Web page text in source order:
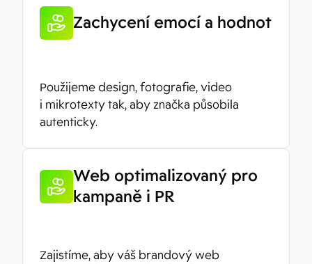
Zachycení emocí a hodnot
Použijeme design, fotografie, video
i mikrotexty tak, aby značka působila
autenticky.
Web optimalizovaný pro
kampaně i PR
Zajistíme, aby váš brandový web